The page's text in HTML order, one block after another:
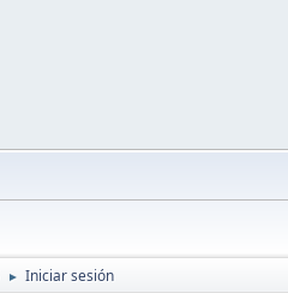
► Iniciar sesión